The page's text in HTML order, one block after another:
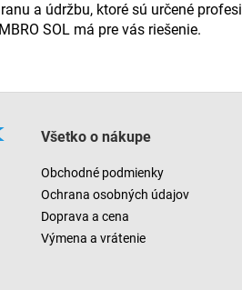
a údržbu, ktoré sú určené
SOL má pre vás riešenie.
Všetko o nákupe
Obchodné podmienky
Ochrana osobných údajov
Doprava a cena
Výmena a vrátenie